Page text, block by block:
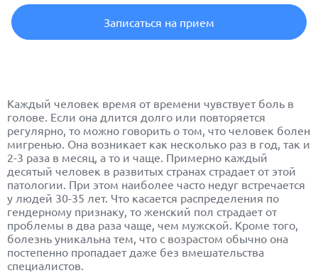
Записаться на прием
Каждый человек время от времени чувствует боль в
голове. Если она длится долго или повторяется
регулярно, то можно говорить о том, что человек болен
мигренью. Она возникает как несколько раз в год, так и
2-3 раза в месяц, а то и чаще. Примерно каждый
десятый человек в развитых странах страдает от этой
патологии. При этом наиболее часто недуг встречается
у людей 30-35 лет. Что касается распределения по
гендерному признаку, то женский пол страдает от
проблемы в два раза чаще, чем мужской. Кроме того,
болезнь уникальна тем, что с возрастом обычно она
постепенно пропадает даже без вмешательства
специалистов.